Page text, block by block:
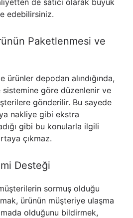
de satıcı olarak büyük
edebilirsiniz.
Paketlenmesi ve
ürünler depodan alındığında,
göre düzenlenir ve
gönderilir. Bu sayede
nakliye gibi ekstra
gibi bu konularla ilgili
çıkmaz.
Desteği
sormuş olduğu
ürünün müşteriye ulaşma
olduğunu bildirmek,